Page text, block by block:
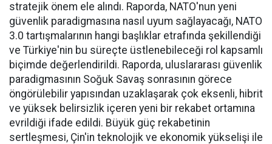
stratejik önem ele alındı. Raporda, NATO'nun yeni
güvenlik paradigmasına nasıl uyum sağlayacağı, NATO
3.0 tartışmalarının hangi başlıklar etrafında şekillendiği
ve Türkiye'nin bu süreçte üstlenebileceği rol kapsamlı
biçimde değerlendirildi. Raporda, uluslararası güvenlik
paradigmasının Soğuk Savaş sonrasının görece
öngörülebilir yapısından uzaklaşarak çok eksenli, hibrit
ve yüksek belirsizlik içeren yeni bir rekabet ortamına
evrildiği ifade edildi. Büyük güç rekabetinin
sertleşmesi, Çin'in teknolojik ve ekonomik yükselişi ile